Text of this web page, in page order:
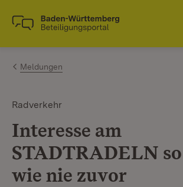
Zum Inhalt springen
Link zur Startseite
Meldungen
Radverkehr
Interesse am
STADTRADELN
wie nie zuvor